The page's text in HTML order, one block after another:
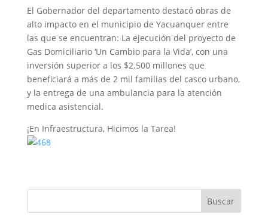
El Gobernador del departamento destacó obras de
alto impacto en el municipio de Yacuanquer entre
las que se encuentran: La ejecución del proyecto de
Gas Domiciliario ‘Un Cambio para la Vida’, con una
inversión superior a los $2.500 millones que
beneficiará a más de 2 mil familias del casco urbano,
y la entrega de una ambulancia para la atención
medica asistencial.
¡En Infraestructura, Hicimos la Tarea!